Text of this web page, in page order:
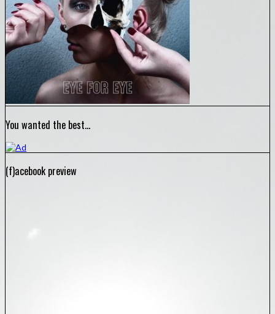
You wanted the best…
(f)acebook preview